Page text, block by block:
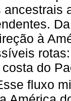
à
do
fluxo